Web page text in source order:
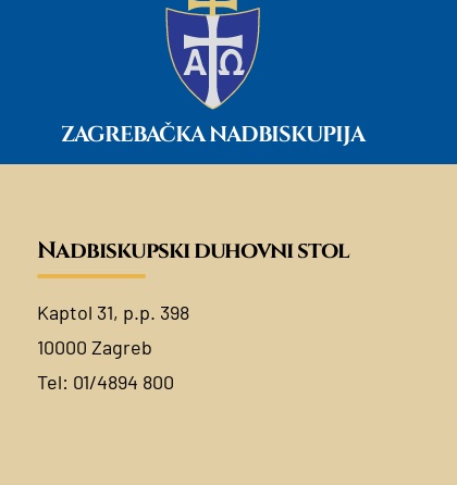
ZAGREBAČKA NADBISKUPIJA
Nadbiskupski duhovni stol
Kaptol 31, p.p. 398
10000 Zagreb
Tel: 01/4894 800